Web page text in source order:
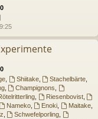
, Shiitake, Stachelbärte
, Champignons
, Riesenbovist,
Nameko, Enoki Maitake
Schwefelporling